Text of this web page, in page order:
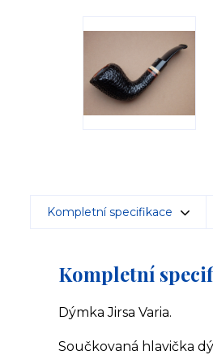
Kompletní specifikace
Kompletní
Dýmka Jirsa Varia.
Součkovaná hlavička